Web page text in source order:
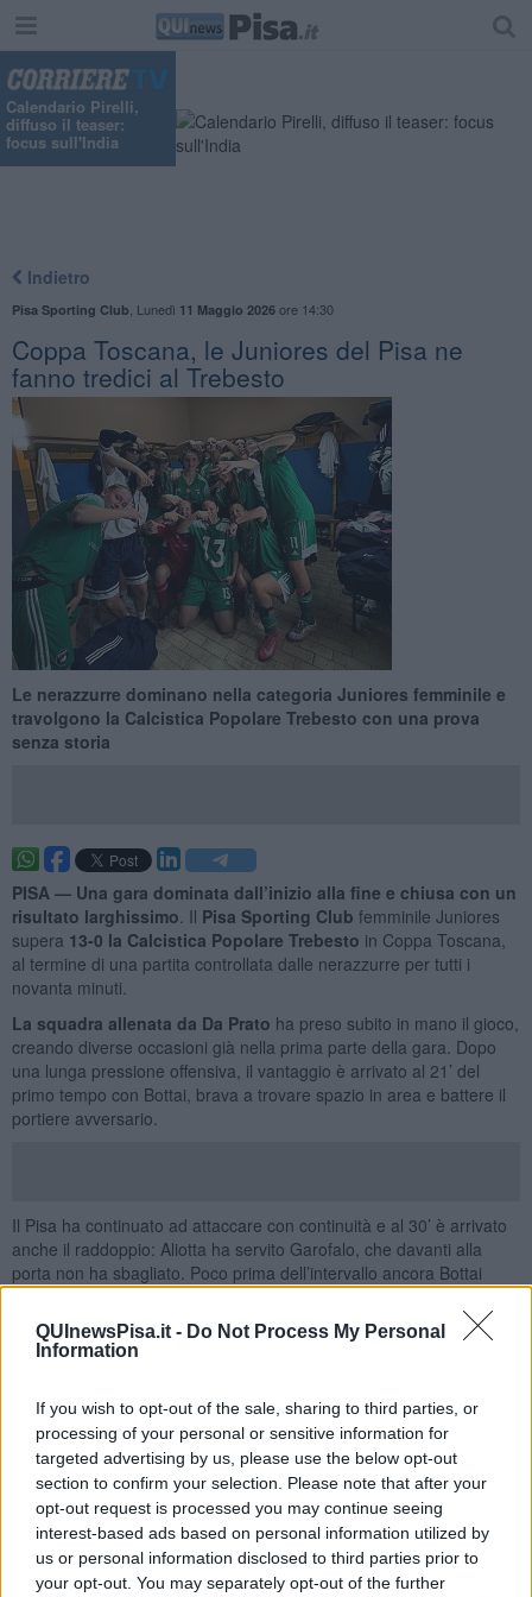
QUInewsPisa.it - Do Not Process My Personal
Information
If you wish to opt-out of the sale, sharing to third parties, or
processing of your personal or sensitive information for
targeted advertising by us, please use the below opt-out
section to confirm your selection. Please note that after your
opt-out request is processed you may continue seeing
interest-based ads based on personal information utilized by
us or personal information disclosed to third parties prior to
your opt-out. You may separately opt-out of the further
Calendario Pirelli,
diffuso il teaser:
focus sull'India
Indietro
Pisa Sporting Club Lunedì 11 Maggio 2026ore 14:30
Coppa Toscana, le Juniores del Pisa ne
fanno tredici al Trebesto
Le nerazzurre dominano nella categoria Juniores femminile e
travolgono la Calcistica Popolare Trebesto con una prova
senza storia
PISA — Una gara dominata dall’inizio alla fine e chiusa con un
risultato larghissimo . Il Pisa Sporting Club femminile Juniores
supera 13-0 la Calcistica Popolare Trebesto in Coppa Toscana,
al termine di una partita controllata dalle nerazzurre per tutti i
novanta minuti.
La squadra allenata da Da Prato ha preso subito in mano il gioco,
creando diverse occasioni già nella prima parte della gara. Dopo
una lunga pressione offensiva, il vantaggio è arrivato al 21’ del
primo tempo con Bottai, brava a trovare spazio in area e battere il
portiere avversario.
Il Pisa ha continuato ad attaccare con continuità e al 30’ è arrivato
anche il raddoppio: Aliotta ha servito Garofalo, che davanti alla
porta non ha sbagliato. Poco prima dell’intervallo ancora Bottai
protagonista, questa volta dal dischetto, per il 3-0 con cui si è
chiusa la prima frazione.
Nella ripresa la partita è definitivamente scivolata nelle mani
quarto gol, mentre Bottai ha completato la tripletta personale con
una conclusione ravvicinata al 14’.
Da quel momento il Pisa ha continuato a trovare spazi con
grande facilità.Battafarano ha segnato il sesto gol sugli sviluppi di
una mischia in area, poi Aliotta ha trovato la rete prima su rigore e
poi con un tiro dal limite.
Nel finale spazio anche alla doppietta di Galione e alla seconda